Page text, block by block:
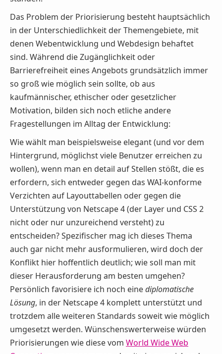
Das Problem der Priorisierung besteht hauptsächlich
in der Unterschiedlichkeit der Themengebiete, mit
denen Webentwicklung und Webdesign behaftet
sind. Während die Zugänglichkeit oder
Barrierefreiheit eines Angebots grundsätzlich immer
so groß wie möglich sein sollte, ob aus
kaufmännischer, ethischer oder gesetzlicher
Motivation, bilden sich noch etliche andere
Fragestellungen im Alltag der Entwicklung:
Wie wählt man beispielsweise elegant (und vor dem
Hintergrund, möglichst viele Benutzer erreichen zu
wollen), wenn man en detail auf Stellen stößt, die es
erfordern, sich entweder gegen das WAI-konforme
Verzichten auf Layouttabellen oder gegen die
Unterstützung von Netscape 4 (der Layer und CSS 2
nicht oder nur unzureichend versteht) zu
entscheiden? Spezifischer mag ich dieses Thema
auch gar nicht mehr ausformulieren, wird doch der
Konflikt hier hoffentlich deutlich; wie soll man mit
dieser Herausforderung am besten umgehen?
Persönlich favorisiere ich noch einediplomatische
Lösung, in der Netscape 4 komplett unterstützt und
trotzdem alle weiteren Standards soweit wie möglich
umgesetzt werden. Wünschenswerterweise würden
Priorisierungen wie diese vom World Wide Web